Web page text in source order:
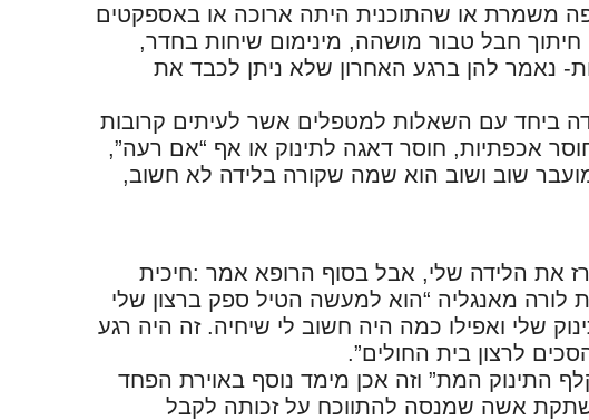
משמרת או שהתוכנית היתה ארוכה או באספקטים
חבל טבור מושהה, מינימום שיחות בחדר,
נאמר להן ברגע האחרון שלא ניתן לכבד את
ביחד עם השאלות למטפלים אשר לעיתים קרובות
אכפתיות, חוסר דאגה לתינוק או אף “אם רעה”,
שוב ושוב הוא שמה שקורה בלידה לא חשוב,
את הלידה שלי, אבל בסוף הרופא אמר :חיכית
לורה מאנגליה “הוא למעשה הטיל ספק ברצון שלי
שלי ואפילו כמה היה חשוב לי שיחיה. זה היה רגע
לרצון בית החולים”.
התינוק המת” וזה אכן מימד נוסף באוירת הפחד
אשה שמנסה להתווכח על זכותה לקבל